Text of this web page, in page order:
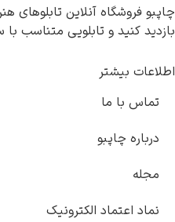
چاپبو فروشگاه آنلاین تابلوهای
بازدید کنید و تابلویی متناسب
اطلاعات بیشتر
تماس با ما
درباره چاپبو
مجله
نماد اعتماد الکترونیک